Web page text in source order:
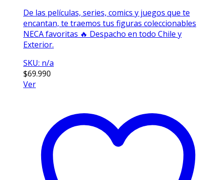
De las películas, series, comics y juegos que te
encantan, te traemos tus figuras coleccionables
NECA favoritas 🔥 Despacho en todo Chile y
Exterior.
SKU: n/a
$69.990
Ver